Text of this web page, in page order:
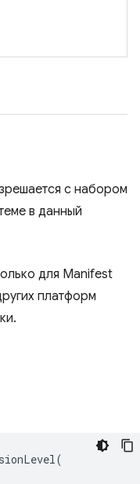
с набором
в данный
для Manifest
платформ
(